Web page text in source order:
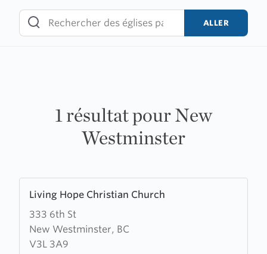
content
ALLER
1 résultat pour New
Westminster
Living Hope Christian Church
333 6th St
New Westminster, BC
V3L 3A9
more
about
Living
Hope